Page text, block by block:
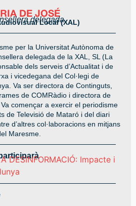
DE JOSÉ
delegada
Local (XAL)
per la Universitat Autònoma de
delegada de la XAL, SL (La
dels serveis d’Actualitat i de
i vicedegana del Col·legi de
Va ser directora de Continguts,
de COMRàdio i directora de
començar a exercir el periodisme
de Televisió de Mataró i del diari
d’altres col·laboracions en mitjans
Maresme.
DESINFORMACIÓ: Impacte i